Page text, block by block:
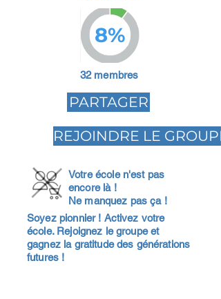
8%
32 membres
PARTAGER
REJOINDRE LE GROUPE
Votre école n'est pas
encore là !
Ne manquez pas ça !
Soyez pionnier ! Activez votre
école. Rejoignez le groupe et
gagnez la gratitude des générations
futures !